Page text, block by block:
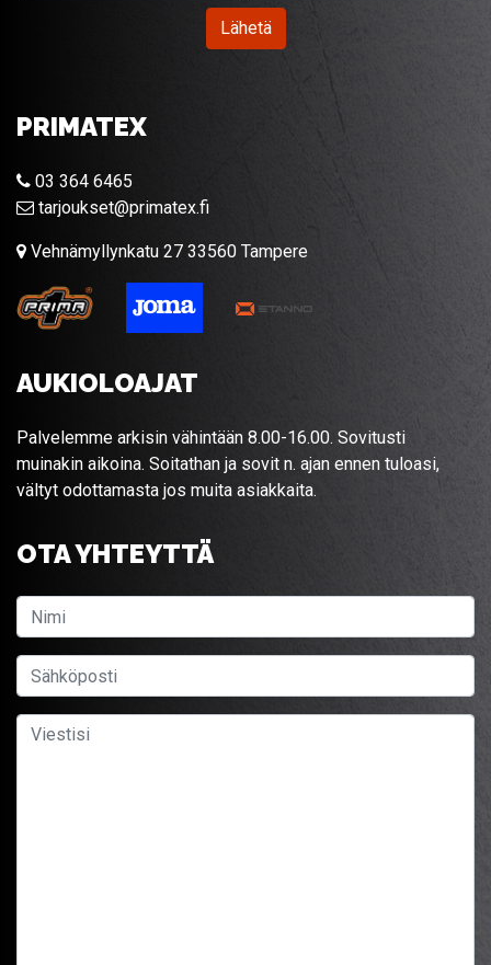
Lähetä
PRIMATEX
03 364 6465
tarjoukset@primatex.fi
Vehnämyllynkatu 27 33560 Tampere
AUKIOLOAJAT
Palvelemme arkisin vähintään 8.00-16.00. Sovitusti
muinakin aikoina. Soitathan ja sovit n. ajan ennen tuloasi,
vältyt odottamasta jos muita asiakkaita.
OTA YHTEYTTÄ